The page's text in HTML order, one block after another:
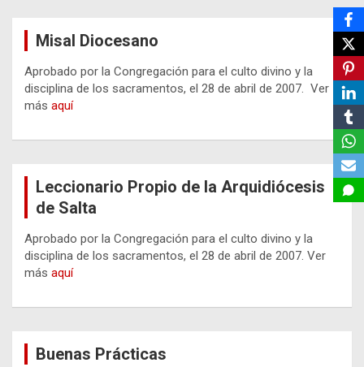
Misal Diocesano
Aprobado por la Congregación para el culto divino y la
disciplina de los sacramentos, el 28 de abril de 2007. Ver
más aquí
Leccionario Propio de la Arquidiócesis
de Salta
Aprobado por la Congregación para el culto divino y la
disciplina de los sacramentos, el 28 de abril de 2007. Ver
más aquí
Buenas Prácticas